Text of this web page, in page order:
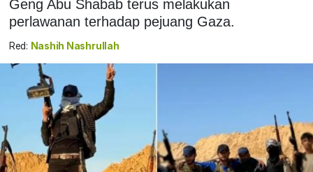
Geng Abu Shabab terus melakukan
perlawanan terhadap pejuang Gaza.
Red: Nashih Nashrullah